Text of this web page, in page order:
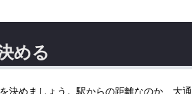
める
決めましょう。駅からの距離なのか、大